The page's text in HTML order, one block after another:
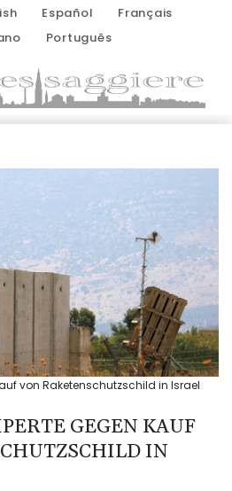
Español
Français
Português
von Raketenschutzschild in Israel
GEGEN KAUF V
IN I